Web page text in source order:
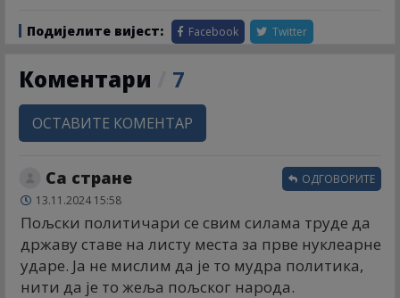
Подијелите вијест: Facebook Twitter
Коментари 7
ОСТАВИТЕ КОМЕНТАР
Са стране
13.11.2024 15:58
Пољски политичари се свим силама труде да
државу ставе на листу места за прве нуклеарне
ударе. Ја не мислим да је то мудра политика,
нити да је то жеља пољског народа.
ОДГОВОРИТЕ